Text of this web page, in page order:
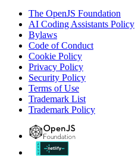
The OpenJS Foundation
AI Coding Assistants Policy
Bylaws
Code of Conduct
Cookie Policy
Privacy Policy
Security Policy
Terms of Use
Trademark List
Trademark Policy